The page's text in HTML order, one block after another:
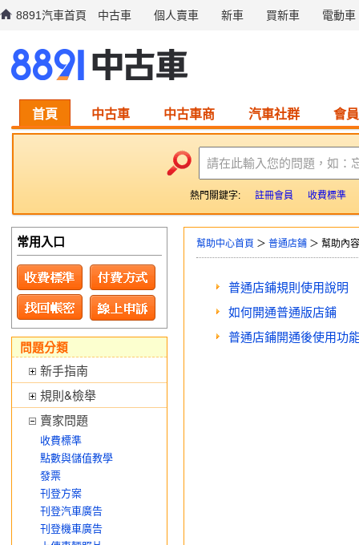
8891汽車首頁 中古車 個人賣車 新車 買新車 電動車
首頁 中古車 中古車商 汽車社群 會
請在此輸入您的問題，如：
熱門關鍵字: 註冊會員 收費標準
幫助中心首頁 ＞ 普通店鋪 ＞ 幫助內容
普通店鋪規則使用說明
如何開通普通版店鋪
普通店鋪開通後使用功
常用入口
問題分類
新手指南
規則&檢舉
賣家問題
收費標準
點數與儲值教學
發票
刊登方案
刊登汽車廣告
刊登機車廣告